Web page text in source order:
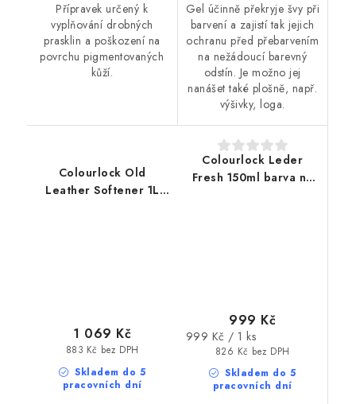
Přípravek určený k
vyplňování drobných
prasklin a poškození na
povrchu pigmentovaných
kůží.
Gel účinně překryje švy při
barvení a zajistí tak jejich
ochranu před přebarvením
na nežádoucí barevný
odstín. Je možno jej
nanášet také plošně, např.
výšivky, loga.
Colourlock Old
Leather Softener 1L
Skladem do 5
pracovních dní
883 Kč bez DPH
1 069 Kč
Colourlock Leder
Fresh 150ml barva na
Skladem do 5
pracovních dní
826 Kč bez DPH
999 Kč
Měrná
999 Kč / 1 ks